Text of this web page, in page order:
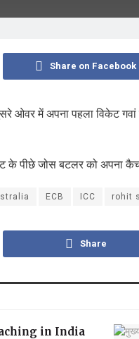
Share on Facebook
ओवर में अपना पहला विकेट
पीछे जोस बटलर को अपना कैच
ECB ICC rohit
Share
in India